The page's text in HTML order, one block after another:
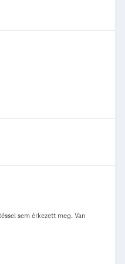
sem érkezett meg. Van